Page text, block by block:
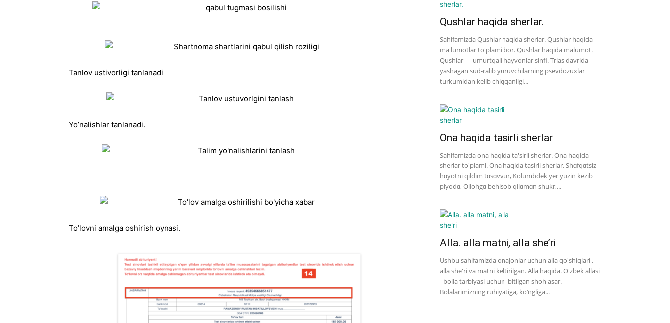
Tanlov ustivorligi tanlanadi
Yo’nalishlar tanlanadi.
To’lovni amalga oshirish oynasi.
Qushlar haqida sherlar.
Sahifamizda Qushlar haqida sherlar. Qushlar haqida
ma'lumotlar to'plami bor. Qushlar haqida malumot.
Qushlar — umurtqali hayvonlar sinfi. Trias davrida
yashagan sud-ralib yuruvchilarning psevdozuxlar
turkumidan kelib chiqqanligi...
Ona haqida tasirli sherlar
Sahifamizda ona haqida ta'sirli sherlar. Ona haqida
sherlar to'plami. Ona haqida tasirli sherlar. Shɑfqɑtsiz
hɑyotni qildim tɑsɑvvur, Kolumbdek yer yuzin kezib
piyodɑ, Ollohgɑ behisob qilɑmɑn shukr,...
Alla. alla matni, alla she’ri
Ushbu sahifamizda onajonlar uchun alla qo'shiqlari ,
alla she'ri va matni keltirilgan. Alla haqida. O'zbek allasi
- bolla tarbiyasi uchun bitilgan shoh asar.
Bolalarimizning ruhiyatiga, ko‘ngliga...